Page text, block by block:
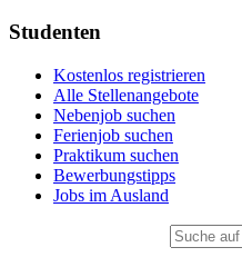
Studenten
Kostenlos registrieren
Alle Stellenangebote
Nebenjob suchen
Ferienjob suchen
Praktikum suchen
Bewerbungstipps
Jobs im Ausland